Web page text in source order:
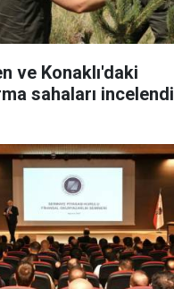
ve Konaklı'daki
sahaları incelendi